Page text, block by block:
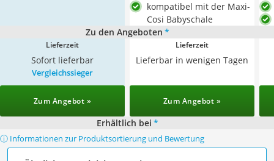
kompatibel mit der Maxi-
Cosi Babyschale
Zu den Angeboten *
Lieferzeit
Sofort lieferbar
Lieferzeit
Lieferbar in wenigen Tagen
Vergleichssieger
Zum Angebot » Zum Angebot »
Erhältlich bei *
ⓘ Informationen zur Produktsortierung und Bewertung